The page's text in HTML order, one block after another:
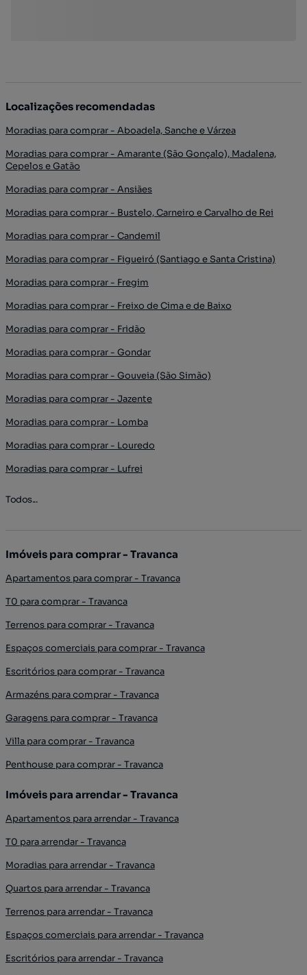
Localizações recomendadas
Moradias para comprar - Aboadela, Sanche e Várzea
Moradias para comprar - Amarante (São Gonçalo), Madalena,
Cepelos e Gatão
Moradias para comprar - Ansiães
Moradias para comprar - Bustelo, Carneiro e Carvalho de Rei
Moradias para comprar - Candemil
Moradias para comprar - Figueiró (Santiago e Santa Cristina)
Moradias para comprar - Fregim
Moradias para comprar - Freixo de Cima e de Baixo
Moradias para comprar - Fridão
Moradias para comprar - Gondar
Moradias para comprar - Gouveia (São Simão)
Moradias para comprar - Jazente
Moradias para comprar - Lomba
Moradias para comprar - Louredo
Moradias para comprar - Lufrei
Todos...
Imóveis para comprar - Travanca
Apartamentos para comprar - Travanca
T0 para comprar - Travanca
Terrenos para comprar - Travanca
Espaços comerciais para comprar - Travanca
Escritórios para comprar - Travanca
Armazéns para comprar - Travanca
Garagens para comprar - Travanca
Villa para comprar - Travanca
Penthouse para comprar - Travanca
Imóveis para arrendar - Travanca
Apartamentos para arrendar - Travanca
T0 para arrendar - Travanca
Moradias para arrendar - Travanca
Quartos para arrendar - Travanca
Terrenos para arrendar - Travanca
Espaços comerciais para arrendar - Travanca
Escritórios para arrendar - Travanca